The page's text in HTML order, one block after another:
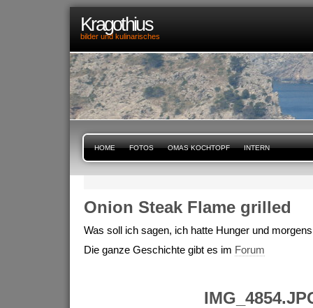
Kragothius
bilder und kulinarisches
HOME FOTOS OMAS KOCHTOPF INTERN
Onion Steak Flame grilled
Was soll ich sagen, ich hatte Hunger und
Die ganze Geschichte gibt es im Forum